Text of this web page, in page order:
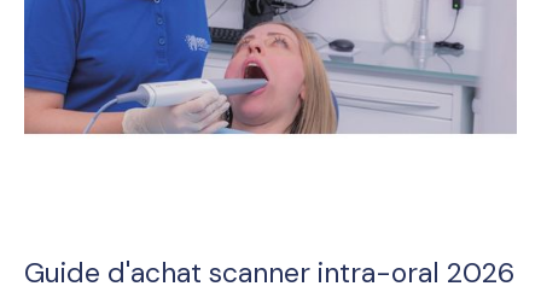
Guide d'achat scanner intra-oral 2026